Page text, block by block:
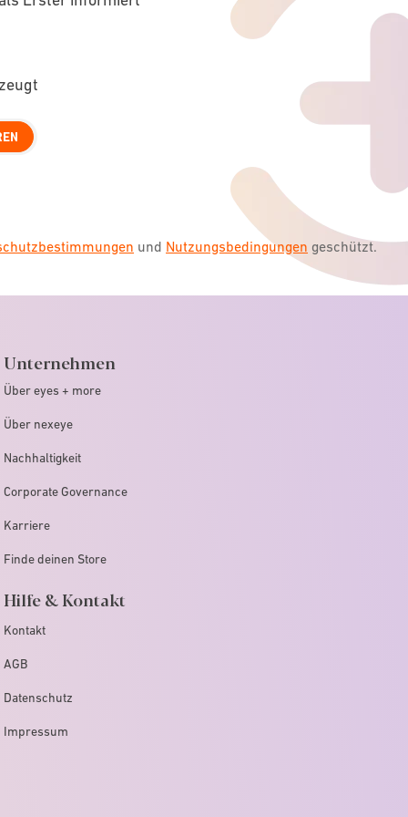
und Nutzungsbedingungen geschützt.
Unternehmen
Über eyes + more
Über nexeye
Nachhaltigkeit
Corporate Governance
Karriere
Finde deinen Store
Hilfe & Kontakt
Kontakt
AGB
Datenschutz
Impressum